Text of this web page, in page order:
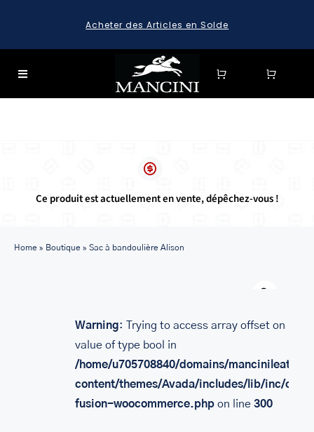
content
Acheter des Articles en Solde
Toggle
LUGGAGE
LEATHER BAGS
PORTEFEUILLE EN CUIR
Ce produit est actuellement en vente, dépêchez-vous !
Home » Boutique » Sac à bandoulière Alison
Warning: Trying to access array offset on
value of type bool in
/home/u705708840/domains/
content/themes/Avada/includes/lib/inc/
fusion-woocommerce.phpon line 300